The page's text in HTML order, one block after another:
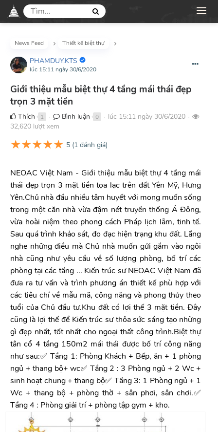
News Feed Thiết kế biệt thự
PHAMDUY.KTS
lúc 15:11 ngày 30/6/2020
Giới thiệu mẫu biệt thự 4 tầng mái thái đẹp
trọn 3 mặt tiền
Thích 1 ● Bình luận 0 ● lúc 15:11 ngày 30/6/2020 ●
32,620 lượt xem
★★★★★ 5 (1 đánh giá)
NEOAC Việt Nam - Giới thiệu mẫu biệt thự 4 tầng mái
thái đẹp trọn 3 mặt tiền tọa lạc trên đất Yên Mỹ, Hưng
Yên.Chủ nhà đầu nhiều tâm huyết với mong muốn sống
trong một căn nhà vừa đậm nét truyền thống Á Đông,
vừa hoài niệm theo phong cách Pháp lịch lãm, tinh tế.
Sau quá trình khảo sát, đo đạc hiện trạng khu đất. Lắng
nghe những điều mà Chủ nhà muốn gửi gắm vào ngôi
nhà cũng như yêu cầu về số lượng phòng, bố trí các
phòng tại các tầng ... Kiến trúc sư NEOAC Việt Nam đã
đưa ra tư vấn và trình phương án thiết kế phù hợp với
các tiêu chí về mẫu mã, công năng và phong thủy theo
tuổi của Chủ đầu tư.Khu đất có lợi thế 3 mặt tiền. Đây
cũng là lợi thế để Kiến trúc sư thỏa sức sáng tạo những
gì đẹp nhất, tốt nhất cho ngoại thất công trình.Biệt thự
tân cổ 4 tầng 150m2 mái thái được bố trí công năng
như sau:✅ Tầng 1: Phòng Khách + Bếp, ăn + 1 phòng
ngủ + thang bộ+ wc✅ Tầng 2 : 3 Phòng ngủ + 2 Wc +
sinh hoạt chung + thang bộ✅ Tầng 3: 1 Phòng ngủ + 1
Wc + thang bộ + phòng thờ + sân phơi, sân chơi.✅
Tầng 4 : Phòng giải trí + phòng tập gym + kho.